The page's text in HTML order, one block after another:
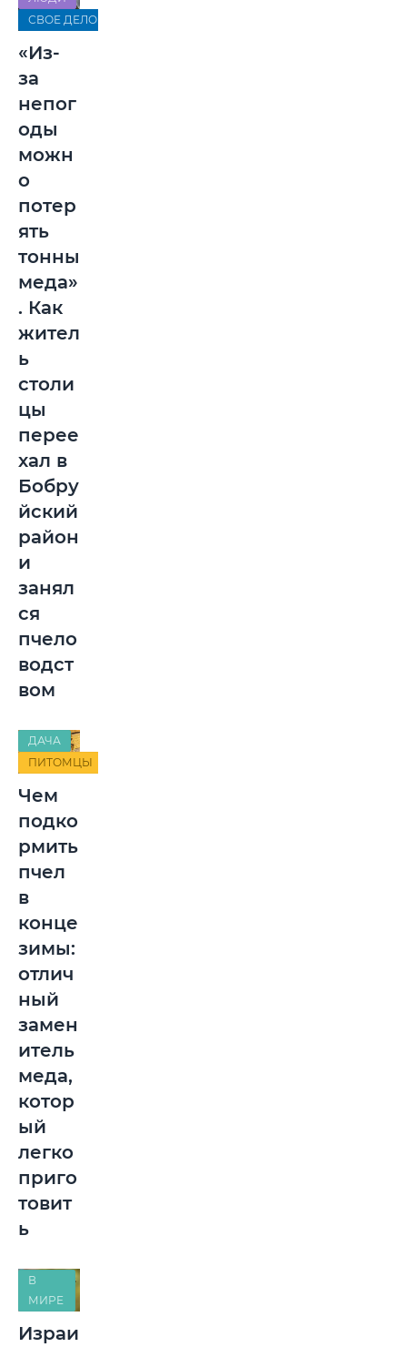
СВОЕ ДЕЛО
«Из-
за
непог
оды
можн
о
потер
ять
тонны
меда»
. Как
жител
ь
столи
цы
перее
хал в
Бобру
йский
район
и
занял
ся
пчело
водст
вом
ДАЧА
ПИТОМЦЫ
Чем
подко
рмить
пчел
в
конце
зимы:
отлич
ный
замен
итель
меда,
котор
ый
легко
приго
товит
ь
В
МИРЕ
Израи